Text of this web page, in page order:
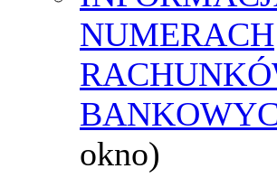
NUMERACH
okno)